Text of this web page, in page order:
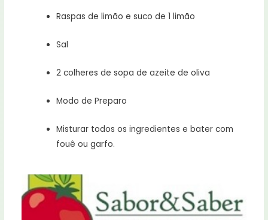
Raspas de limão e suco de 1 limão
Sal
2 colheres de sopa de azeite de oliva
Modo de Preparo
Misturar todos os ingredientes e bater com
fouê ou garfo.